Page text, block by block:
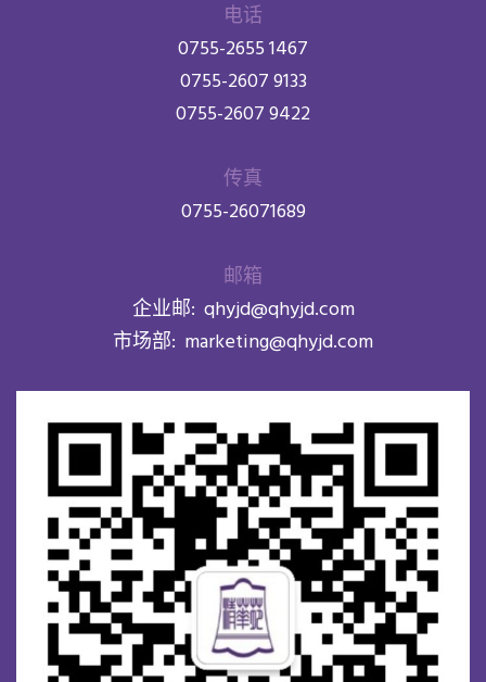
电话
0755-2655 1467
0755-2607 9133
0755-2607 9422
传真
0755-26071689
邮箱
企业邮: qhyjd@qhyjd.com
市场部: marketing@qhyjd.com